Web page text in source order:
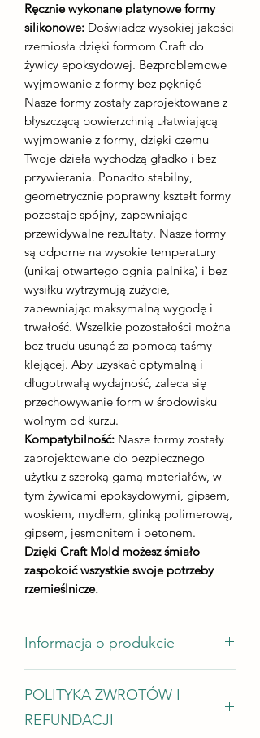
Ręcznie wykonane platynowe formy
silikonowe: Doświadcz wysokiej jakości
rzemiosła dzięki formom Craft do
żywicy epoksydowej. Bezproblemowe
wyjmowanie z formy bez pęknięć
Nasze formy zostały zaprojektowane z
błyszczącą powierzchnią ułatwiającą
wyjmowanie z formy, dzięki czemu
Twoje dzieła wychodzą gładko i bez
przywierania. Ponadto stabilny,
geometrycznie poprawny kształt formy
pozostaje spójny, zapewniając
przewidywalne rezultaty. Nasze formy
są odporne na wysokie temperatury
(unikaj otwartego ognia palnika) i bez
wysiłku wytrzymują zużycie,
zapewniając maksymalną wygodę i
trwałość. Wszelkie pozostałości można
bez trudu usunąć za pomocą taśmy
klejącej. Aby uzyskać optymalną i
długotrwałą wydajność, zaleca się
przechowywanie form w środowisku
wolnym od kurzu.
Kompatybilność: Nasze formy zostały
zaprojektowane do bezpiecznego
użytku z szeroką gamą materiałów, w
tym żywicami epoksydowymi, gipsem,
woskiem, mydłem, glinką polimerową,
gipsem, jesmonitem i betonem.
Dzięki Craft Mold możesz śmiało
zaspokoić wszystkie swoje potrzeby
rzemieślnicze.
Informacja o produkcie
11 x 12,5 cm
Wysokość odlewu 8 mm
POLITYKA ZWROTÓW I
REFUNDACJI